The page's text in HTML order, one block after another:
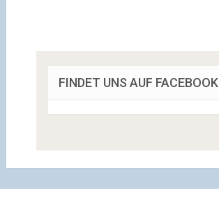
FINDET UNS AUF FACEBOOK